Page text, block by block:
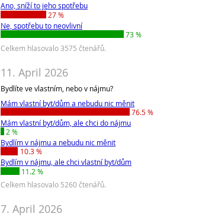
Ano, sníží to jeho spotřebu
27 %
Ne, spotřebu to neovlivní
73 %
Celkem hlasovalo 3575 čtenářů.
11. April 2026
Bydlíte ve vlastním, nebo v nájmu?
Mám vlastní byt/dům a nebudu nic měnit
76.5 %
Mám vlastní byt/dům, ale chci do nájmu
2 %
Bydlím v nájmu a nebudu nic měnit
10.3 %
Bydlím v nájmu, ale chci vlastní byt/dům
11.2 %
Celkem hlasovalo 5260 čtenářů.
7. April 2026